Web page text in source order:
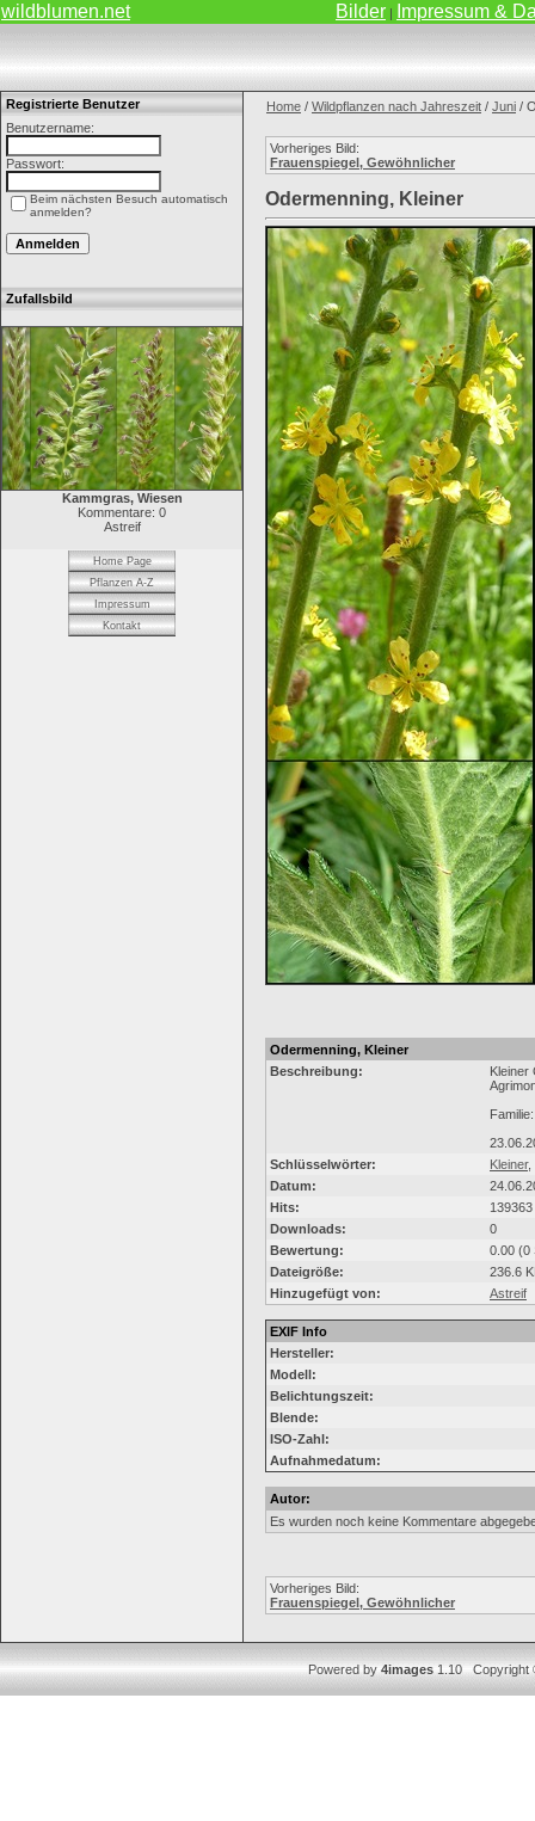
wildblumen.net Bilder | Impressum &
Registrierte Benutzer
Benutzername:
Passwort:
Beim nächsten Besuch automatisch
anmelden?
Zufallsbild
Kammgras, Wiesen
Kommentare: 0
Astreif
Home Page
Pflanzen A-Z
Impressum
Kontakt
Home / Wildpflanzen nach Jahreszeit / Juni /
Vorheriges Bild:
Frauenspiegel, Gewöhnlicher
Odermenning, Kleiner
Odermenning, Kleiner
Beschreibung:
Kleiner
Schlüsselwörter:
Kleiner,
Datum:
Hits:
139363
Downloads:
0
Bewertung:
0.00 (0
Dateigröße:
236.6
Hinzugefügt von:
Astreif
EXIF Info
Hersteller:
Modell:
Belichtungszeit:
Blende:
ISO-Zahl:
Aufnahmedatum:
Autor:
Es wurden noch keine Kommentare
Vorheriges Bild:
Frauenspiegel, Gewöhnlicher
Powered by4images1.10 Copyright